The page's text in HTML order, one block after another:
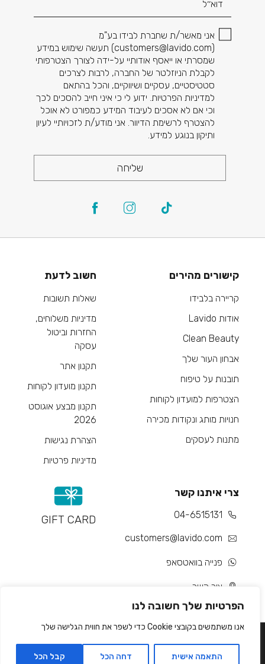
הפרטיות שלך חשובה לנו
אנו משתמשים בקובצי Cookie כדי לשפר את חווית הגלישה שלך
התאמה אישית דחה הכל קבל הכל
אני מאשר/ת שחברת לבידו בע"מ
(
customers@lavido.com) תעשה שימוש במידע
שמסרתי או ייאסף אודותיי על-ידה לצורך הצטרפותי
לקבלת הניוזלטר של החברה, לרבות לצרכים
סטטיסטיים, עסקיים ושיווקיים, והכל בהתאם
למדיניות הפרטיות. ידוע לי כי איני חייב להסכים לכך
וכי אם לא אסכים לעיבוד המידע כמפורט לא אוכל
להצטרף לרשימת הדיוור. אני מודע/ת לזכויותיי לעיון
ותיקון בנוגע למידע.
שליחה
קישורים מהירים
קריירה בלבידו
אודות Lavido
Clean Beauty
אבחון העור שלך
תובנות על טיפוח
הצטרפות למועדון לקוחות
חנויות מותג ונקודות מכירה
מתנות לעסקים
חשוב לדעת
שאלות תשובות
מדיניות משלוחים,
החזרות וביטול
עסקה
תקנון אתר
תקנון מועדון לקוחות
תקנון מבצע אוגוסט
2026
הצהרת נגישות
מדיניות פרטיות
צרי איתנו קשר
04-6515131
customers@lavido.com
פנייה בוואטסאפ
צור קשר
GIFT CARD